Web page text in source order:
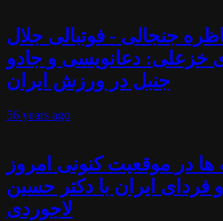
جنجالی - فوتبالی جلال
خزعلی: دعانویسی و جادو
جنبل در ورزش ایران
56 years ago
در موقعیت کنونی امروز
فردای ایران با دکتر حسین
لاجوردی